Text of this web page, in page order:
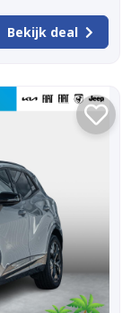
Bekijk deal